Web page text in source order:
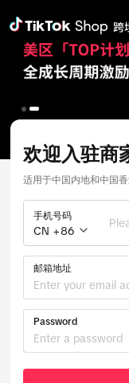
欢迎入驻商
适用于中国内地和中国
手机号码
CN +86
邮箱地址
Password